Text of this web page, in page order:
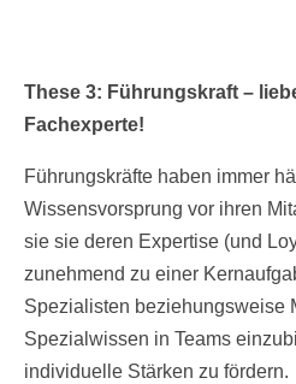
These 3: Führungskraft –
Fachexperte!
Führungskräfte haben immer
Wissensvorsprung vor ihren
sie sie deren Expertise (und
zunehmend zu einer
Spezialisten beziehungsweise
Spezialwissen in Teams
individuelle Stärken zu fördern.